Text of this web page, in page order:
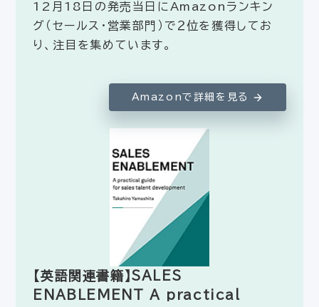
12月18日の発売当日にAmazonランキン
グ（セールス・営業部門）で２位を獲得してお
り、注目を集めています。
Amazonで詳細を見る
【英語関連書籍】SALES
ENABLEMENT A practical